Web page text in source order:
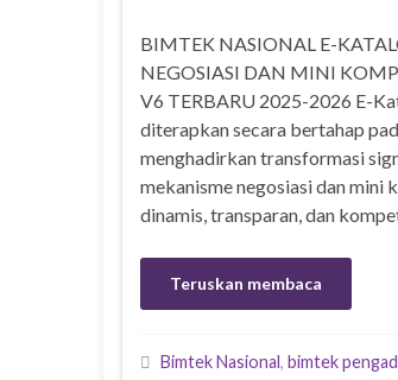
BIMTEK NASIONAL E-
NEGOSIASI DAN MINI
V6 TERBARU 2025-2026 E-
diterapkan secara bertahap
menghadirkan transformasi
mekanisme negosiasi dan mini
dinamis, transparan, dan
Teruskan membaca
Bimtek Nasional, bimtek